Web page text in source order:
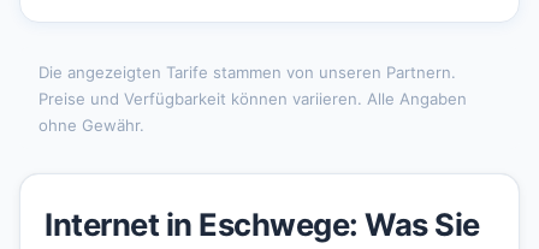
Die angezeigten Tarife stammen von unseren Partnern.
Preise und Verfügbarkeit können variieren. Alle Angaben
ohne Gewähr.
Internet in Eschwege: Was Sie